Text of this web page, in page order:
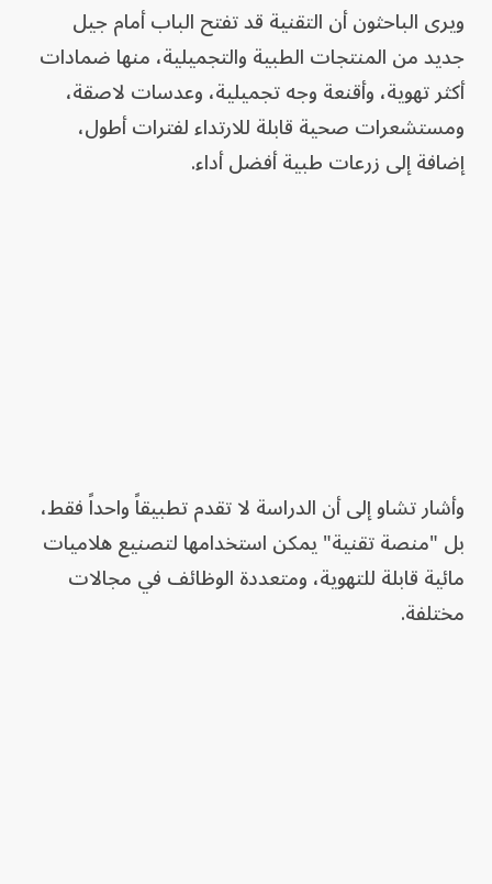
ويرى الباحثون أن التقنية قد تفتح الباب أمام جيل
جديد من المنتجات الطبية والتجميلية، منها ضمادات
أكثر تهوية، وأقنعة وجه تجميلية، وعدسات لاصقة،
ومستشعرات صحية قابلة للارتداء لفترات أطول،
إضافة إلى زرعات طبية أفضل أداء.
وأشار تشاو إلى أن الدراسة لا تقدم تطبيقاً واحداً فقط،
بل "منصة تقنية" يمكن استخدامها لتصنيع هلاميات
مائية قابلة للتهوية، ومتعددة الوظائف في مجالات
مختلفة.